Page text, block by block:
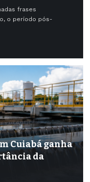
frases
o período pós-
Cuiabá ganha
da